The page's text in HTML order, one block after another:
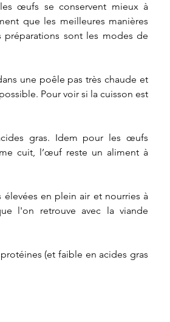
œufs se conservent mieux à
que les meilleures manières
sont les modes de
une poêle pas très chaude et
Pour voir si la cuisson est
gras. Idem pour les œufs
cuit, l’œuf reste un aliment à
en plein air et nourries à
l'on retrouve avec la viande
(et faible en acides gras